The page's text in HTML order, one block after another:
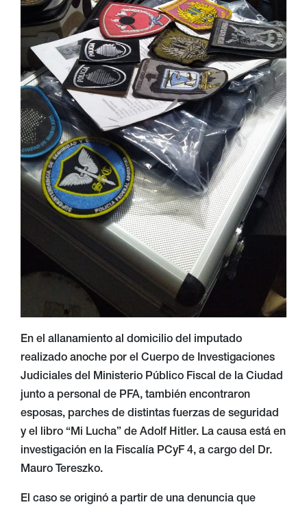
En el allanamiento al domicilio del imputado
realizado anoche por el Cuerpo de Investigaciones
Judiciales del Ministerio Público Fiscal de la Ciudad
junto a personal de PFA, también encontraron
esposas, parches de distintas fuerzas de seguridad
y el libro “Mi Lucha” de Adolf Hitler. La causa está en
investigación en la Fiscalía PCyF 4, a cargo del Dr.
Mauro Tereszko.
El caso se originó a partir de una denuncia que